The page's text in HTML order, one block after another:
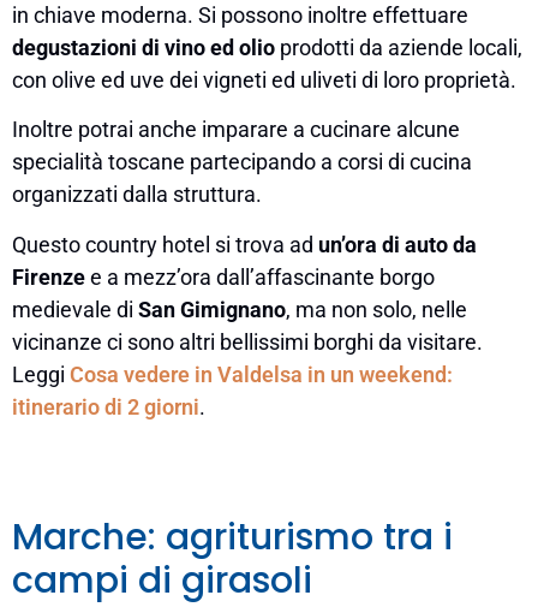
in chiave moderna. Si possono inoltre effettuare
degustazioni di vino ed olio prodotti da aziende locali,
con olive ed uve dei vigneti ed uliveti di loro proprietà.
Inoltre potrai anche imparare a cucinare alcune
specialità toscane partecipando a corsi di cucina
organizzati dalla struttura.
Questo country hotel si trova ad un’ora di auto da
Firenzee a mezz’ora dall’affascinante borgo
medievale di San Gimignano, ma non solo, nelle
vicinanze ci sono altri bellissimi borghi da visitare.
Leggi Cosa vedere in Valdelsa in un weekend:
itinerario di 2 giorni.
Marche: agriturismo tra i
campi di girasoli